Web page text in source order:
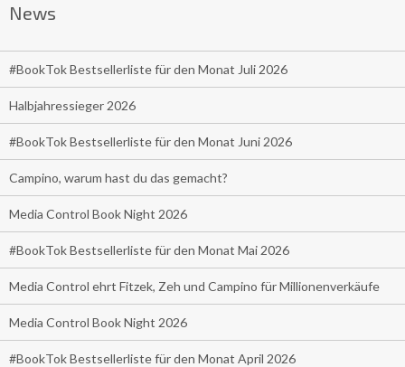
News
#BookTok Bestsellerliste für den Monat Juli 2026
Halbjahressieger 2026
#BookTok Bestsellerliste für den Monat Juni 2026
Campino, warum hast du das gemacht?
Media Control Book Night 2026
#BookTok Bestsellerliste für den Monat Mai 2026
Media Control ehrt Fitzek, Zeh und Campino für Millionenverkäufe
Media Control Book Night 2026
#BookTok Bestsellerliste für den Monat April 2026